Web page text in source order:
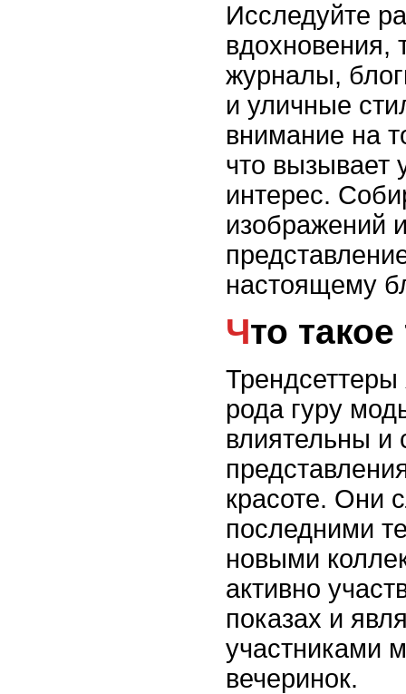
Исследуйте
вдохновения,
журналы,
и уличные
внимание на
что вызывает
интерес.
изображений
настоящему
Что
Трендсеттеры
рода гуру
влиятельны и
красоте. Они
последними
новыми
активно
показах и
участниками
вечеринок.